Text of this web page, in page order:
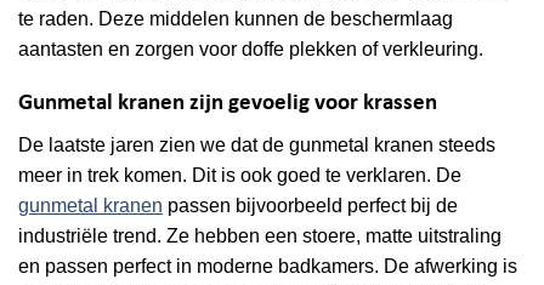
te raden. Deze middelen kunnen de beschermlaag
aantasten en zorgen voor doffe plekken of verkleuring.
Gunmetal kranen zijn gevoelig voor krassen
De laatste jaren zien we dat de gunmetal kranen steeds
meer in trek komen. Dit is ook goed te verklaren. De
gunmetal kranen passen bijvoorbeeld perfect bij de
industriële trend. Ze hebben een stoere, matte uitstraling
en passen perfect in moderne badkamers. De afwerking is